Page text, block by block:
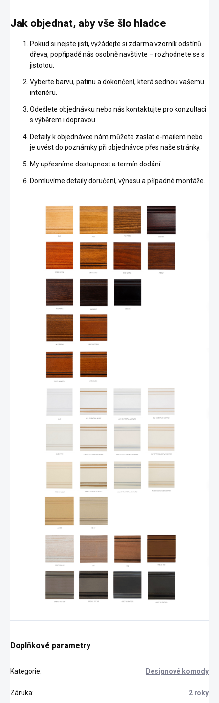
Jak objednat, aby vše šlo hladce
Pokud si nejste jisti, vyžádejte si zdarma vzorník odstínů
dřeva, popřípadě nás osobně navštivte – rozhodnete se s
jistotou.
Vyberte barvu, patinu a dokončení, která sednou vašemu
interiéru.
Odešlete objednávku nebo nás kontaktujte pro konzultaci
s výběrem i dopravou.
Detaily k objednávce nám můžete zaslat e-mailem nebo
je uvést do poznámky při objednávce přes naše stránky.
My upřesníme dostupnost a termín dodání.
Domluvíme detaily doručení, výnosu a případné montáže.
Doplňkové parametry
Kategorie: Designové komody
Záruka: 2 roky